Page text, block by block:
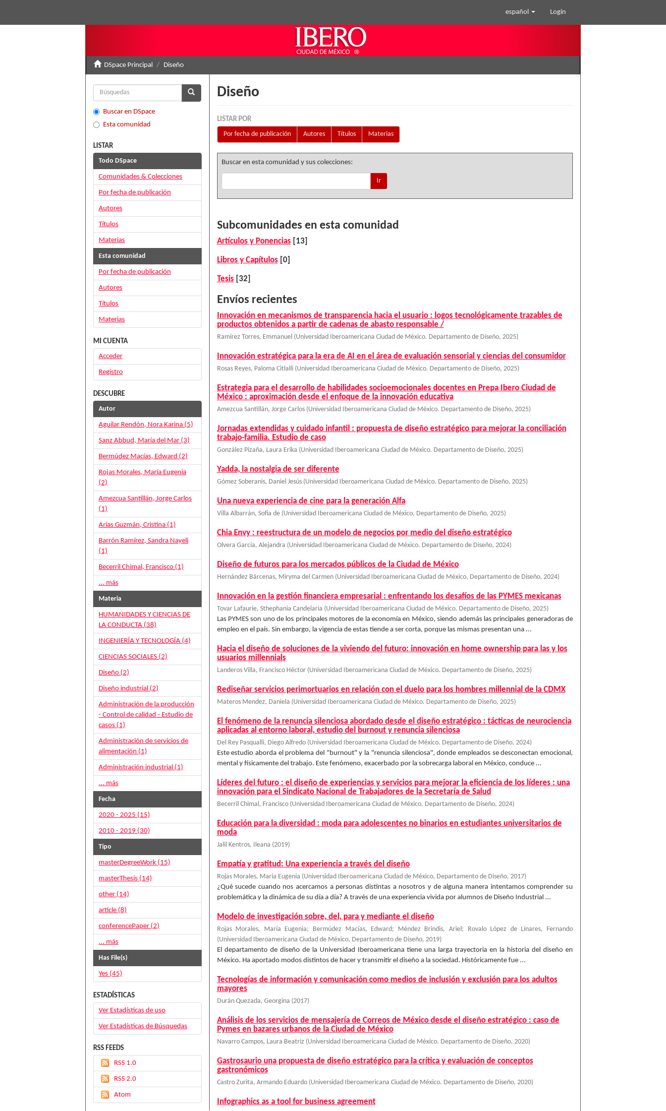
español Login
DSpace Principal Diseño
Diseño
LISTAR POR
Por fecha de publicación
Autores Títulos Materias
Buscar en esta comunidad y sus colecciones:
Ir
Subcomunidades en esta comunidad
Artículos y Ponencias[13]
Libros y Capítulos[0]
Tesis[32]
Envíos recientes
Innovación en mecanismos de transparencia hacia el usuario : logos tecnológicamente trazables de
productos obtenidos a partir de cadenas de abasto responsable /
Ramírez Torres, Emmanuel (Universidad Iberoamericana Ciudad de México. Departamento de Diseño, 2025)
Innovación estratégica para la era de AI en el área de evaluación sensorial y ciencias del consumidor
Rosas Reyes, Paloma Citlalli (Universidad Iberoamericana Ciudad de México. Departamento de Diseño, 2025)
Estrategia para el desarrollo de habilidades socioemocionales docentes en Prepa Ibero Ciudad de
México : aproximación desde el enfoque de la innovación educativa
Amezcua Santillán, Jorge Carlos (Universidad Iberoamericana Ciudad de México. Departamento de Diseño, 2025)
Jornadas extendidas y cuidado infantil : propuesta de diseño estratégico para mejorar la conciliación
trabajo-familia. Estudio de caso
González Pizaña, Laura Erika (Universidad Iberoamericana Ciudad de México. Departamento de Diseño, 2025)
Yadda, la nostalgia de ser diferente
Gómez Soberanis, Daniel Jesús (Universidad Iberoamericana Ciudad de México. Departamento de Diseño, 2025)
Una nueva experiencia de cine para la generación Alfa
Villa Albarrán, Sofia de (Universidad Iberoamericana Ciudad de México, Departamento de Diseño, 2025)
Chia Envy : reestructura de un modelo de negocios por medio del diseño estratégico
Olvera García, Alejandra (Universidad Iberoamericana Ciudad de México. Departamento de Diseño, 2024)
Diseño de futuros para los mercados públicos de la Ciudad de México
Hernández Bárcenas, Miryma del Carmen (Universidad Iberoamericana Ciudad de México, Departamento de Diseño, 2024)
Innovación en la gestión financiera empresarial : enfrentando los desafíos de las PYMES mexicanas
Tovar Lafaurie, Sthephania Candelaria (Universidad Iberoamericana Ciudad de México. Departamento de Diseño, 2025)
Las PYMES son uno de los principales motores de la economía en México, siendo además las principales generadoras de
empleo en el país. Sin embargo, la vigencia de estas tiende a ser corta, porque las mismas presentan una ...
Hacia el diseño de soluciones de la viviendo del futuro: innovación en home ownership para las y los
usuarios millennials
Landeros Villa, Francisco Héctor (Universidad Iberoamericana Ciudad de México. Departamento de Diseño, 2025)
Rediseñar servicios perimortuarios en relación con el duelo para los hombres millennial de la CDMX
Materos Mendez, Daniela (Universidad Iberoamericana Ciudad de México. Departamento de Diseño, 2025)
El fenómeno de la renuncia silenciosa abordado desde el diseño estratégico : tácticas de neurociencia
aplicadas al entorno laboral, estudio del burnout y renuncia silenciosa
Del Rey Pasqualli, Diego Alfredo (Universidad Iberoamericana Ciudad de México. Departamento de Diseño, 2024)
Este estudio aborda el problema del "burnout" y la "renuncia silenciosa", donde empleados se desconectan emocional,
mental y físicamente del trabajo. Este fenómeno, exacerbado por la sobrecarga laboral en México, conduce ...
Líderes del futuro : el diseño de experiencias y servicios para mejorar la eficiencia de los líderes : una
innovación para el Sindicato Nacional de Trabajadores de la Secretaría de Salud
Becerril Chimal, Francisco (Universidad Iberoamericana Ciudad de México. Departamento de Diseño, 2024)
Educación para la diversidad : moda para adolescentes no binarios en estudiantes universitarios de
moda
Jalil Kentros, Ileana (2019)
Empatía y gratitud: Una experiencia a través del diseño
Rojas Morales, María Eugenia (Universidad Iberoamericana Ciudad de México, Departamento de Diseño, 2017)
¿Qué sucede cuando nos acercamos a personas distintas a nosotros y de alguna manera intentamos comprender su
problemática y la dinámica de su día a día? A través de una experiencia vivida por alumnos de Diseño Industrial ...
Modelo de investigación sobre, del, para y mediante el diseño
Rojas Morales, María Eugenia; Bermúdez Macías, Edward; Méndez Brindis, Ariel ;
Rovalo López de Linares, Fernando
(Universidad Iberoamericana Ciudad de México, Departamento de Diseño, 2019)
El departamento de diseño de la Universidad Iberoamericana tiene una larga trayectoria en la historia del diseño en
México. Ha aportado modos distintos de hacer y transmitir el diseño a la sociedad. Históricamente fue ...
Tecnologías de información y comunicación como medios de inclusión y exclusión para los adultos
mayores
Durán Quezada, Georgina (2017)
Análisis de los servicios de mensajería de Correos de México desde el diseño estratégico : caso de
Pymes en bazares urbanos de la Ciudad de México
Navarro Campos, Laura Beatriz (Universidad Iberoamericana Ciudad de México. Departamento de Diseño, 2020)
Gastrosaurio una propuesta de diseño estratégico para la crítica y evaluación de conceptos
gastronómicos
Castro Zurita, Armando Eduardo (Universidad Iberoamericana Ciudad de México. Departamento de Diseño, 2020)
Infographics as a tool for business agreement
Buscar en DSpace
Esta comunidad
LISTAR
Todo DSpace
Comunidades & Colecciones
Por fecha de publicación
Autores
Títulos
Materias
Esta comunidad
Por fecha de publicación
Autores
Títulos
Materias
MI CUENTA
Acceder
Registro
DESCUBRE
Autor
Aguilar Rendón, Nora Karina (5)
Sanz Abbud, María del Mar (3)
Bermúdez Macías, Edward (2)
Rojas Morales, María Eugenia
(2)
Amezcua Santillán, Jorge Carlos
(1)
Arias Guzmán, Cristina (1)
Barrón Ramírez, Sandra Nayeli
(1)
Becerril Chimal, Francisco (1)
... más
Materia
HUMANIDADES Y CIENCIAS DE
LA CONDUCTA (38)
INGENIERÍA Y TECNOLOGÍA (4)
CIENCIAS SOCIALES (2)
Diseño (2)
Diseño industrial (2)
Administración de la producción
- Control de calidad - Estudio de
casos (1)
Administración de servicios de
alimentación (1)
Administración industrial (1)
... más
Fecha
2020 - 2025 (15)
2010 - 2019 (30)
Tipo
masterDegreeWork (15)
masterThesis (14)
other (14)
article (8)
conferencePaper (2)
... más
Has File(s)
Yes (45)
ESTADÍSTICAS
Ver Estadísticas de uso
Ver Estadísticas de Búsquedas
RSS FEEDS
RSS 1.0
RSS 2.0
Atom